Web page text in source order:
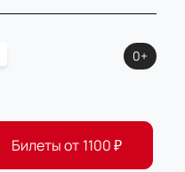
0+
Билеты от 1100₽